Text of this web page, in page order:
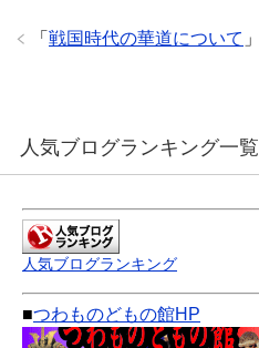
「 戦国時代の華道について 」
人気ブログランキング一覧
人気ブログランキング
■つわものどもの館HP